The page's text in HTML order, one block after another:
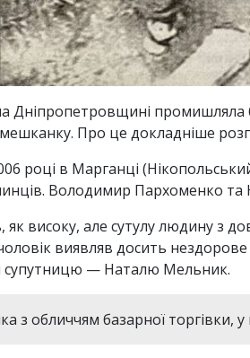
Дніпропетровщині промишляла
Про це докладніше
році в Марганці
Володимир Пархоменко та
високу, але сутулу людину з
виявляв досить нездорове
супутницю — Наталю Мельник.
з обличчям базарної торгівки,